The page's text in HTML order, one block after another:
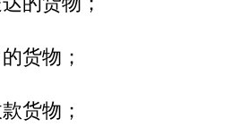
货物；
货物；